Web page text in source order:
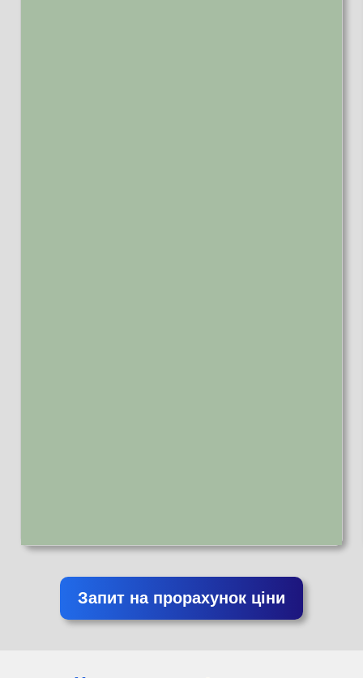
Запит на прорахунок ціни